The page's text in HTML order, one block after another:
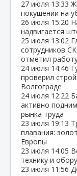
27 июля 13:33
покушении на
26 июля 15:20
надвигается
25 июля 13:02
сотрудников
отметил
24 июля 14:46
проверил
Волгограде
24 июля 12:22
активно
рынка труда
23 июля 19:13
плавания:
Европы
23 июля 14:05
технику и
23 июля 11:56